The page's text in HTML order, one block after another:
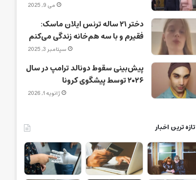
می 9, 2025
دختر ۲۱ ساله ترنس ایلان ماسک:
فقیرم و با سه هم‌خانه زندگی می‌کنم
سپتامبر 3, 2025
پیش‌بینی سقوط دونالد ترامپ در سال
۲۰۲۶ توسط پیشگوی کرونا
ژانویه 1, 2026
تازه ترین اخبار